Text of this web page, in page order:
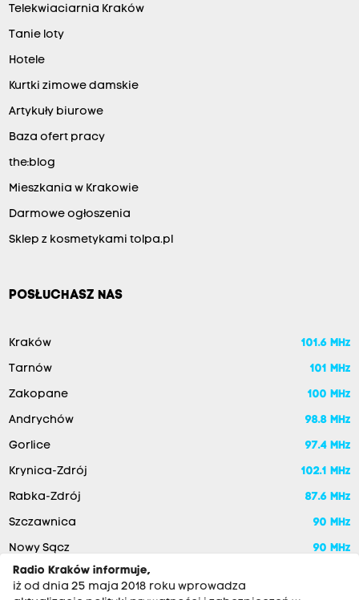
Telekwiaciarnia Kraków
Tanie loty
Hotele
Kurtki zimowe damskie
Artykuły biurowe
Baza ofert pracy
the:blog
Mieszkania w Krakowie
Darmowe ogłoszenia
Sklep z kosmetykami tolpa.pl
POSŁUCHASZ NAS
Kraków 101.6 MHz
Tarnów 101 MHz
Zakopane 100 MHz
Andrychów 98.8 MHz
Gorlice 97.4 MHz
Krynica-Zdrój 102.1 MHz
Rabka-Zdrój 87.6 MHz
Szczawnica 90 MHz
Nowy Sącz
90 MHz
Radio Kraków informuje,
iż od dnia 25 maja 2018 roku wprowadza